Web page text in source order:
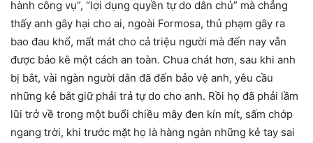
hành công vụ”, “lợi dụng quyền tự do dân chủ” mà chẳng
thấy anh gây hại cho ai, ngoài Formosa, thủ phạm gây ra
bao đau khổ, mất mát cho cả triệu người mà đến nay vẫn
được bảo kê một cách an toàn. Chua chát hơn, sau khi anh
bị bắt, vài ngàn người dân đã đến bảo vệ anh, yêu cầu
những kẻ bắt giữ phải trả tự do cho anh. Rồi họ đã phải lầm
lũi trở về trong một buổi chiều mây đen kín mít, sấm chớp
ngang trời, khi trước mặt họ là hàng ngàn những kẻ tay sai